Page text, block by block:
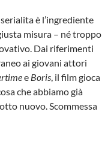
è l’ingrediente
misura – né troppo
Dai riferimenti
ai giovani attori
e Boris, il film gioca
che abbiamo già
nuovo. Scommessa